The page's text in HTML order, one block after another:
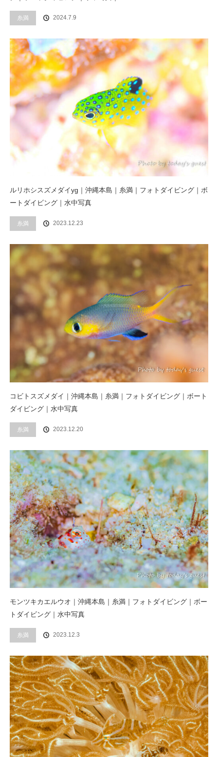
糸満 2024.7.9
ルリホシスズメダイyg｜沖縄本島｜糸満｜フォトダイビング｜ボ
ートダイビング｜水中写真
糸満 2023.12.23
コビトスズメダイ｜沖縄本島｜糸満｜フォトダイビング｜ボート
ダイビング｜水中写真
糸満 2023.12.20
モンツキカエルウオ｜沖縄本島｜糸満｜フォトダイビング｜ボー
トダイビング｜水中写真
糸満 2023.12.3